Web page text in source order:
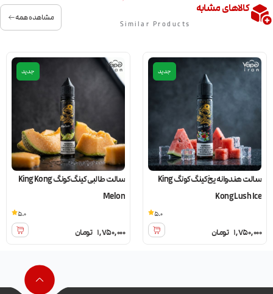
کالاهای مشابه
Similar Products
مشاهده همه
جدید
سالت هندوانه یخ کینگ کونگ King
Kong Lush Ice
1,750,000 تومان
5.0
جدید
سالت طالبی کینگ کونگ King Kong
Melon
1,750,000 تومان
5.0